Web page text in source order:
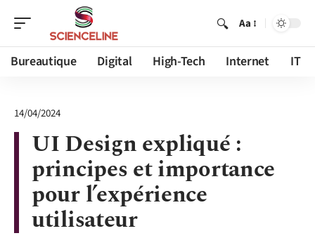
Aa
Bureautique Digital High-Tech Internet IT
14/04/2024
UI Design expliqué :
principes et importance
pour l’expérience
utilisateur